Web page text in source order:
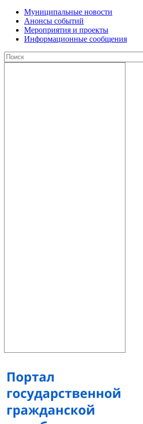
Муниципальные новости
Анонсы событий
Мероприятия и проекты
Информационные сообщения